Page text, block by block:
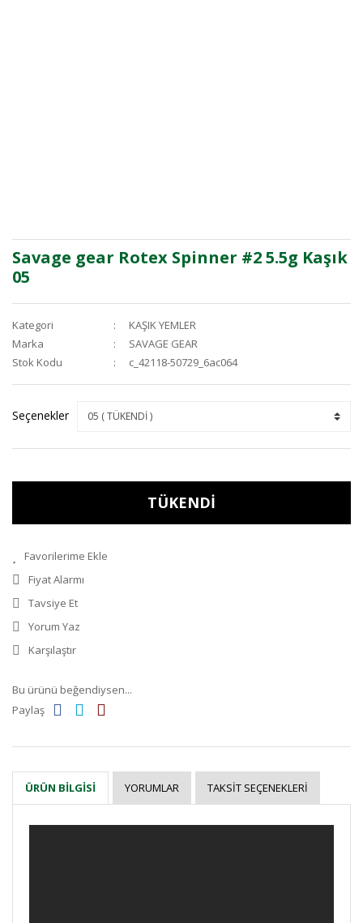
Savage gear Rotex Spinner #2 5.5g Kaşık
05
Kategori
KAŞIK YEMLER
Marka
SAVAGE GEAR
Stok Kodu
c_42118-50729_6ac064
Seçenekler
TÜKENDİ
Fiyat Alarmı
Tavsiye Et
Yorum Yaz
Karşılaştır
Bu ürünü beğendiysen...
Paylaş
ÜRÜN BILGISI YORUMLAR TAKSIT SEÇENEKLERI